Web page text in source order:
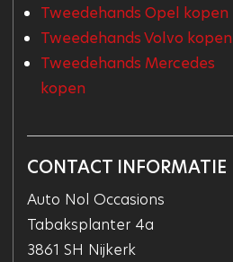
Tweedehands Opel kopen
Tweedehands Volvo kopen
Tweedehands Mercedes
kopen
CONTACT INFORMATIE
Auto Nol Occasions
Tabaksplanter 4a
3861 SH Nijkerk